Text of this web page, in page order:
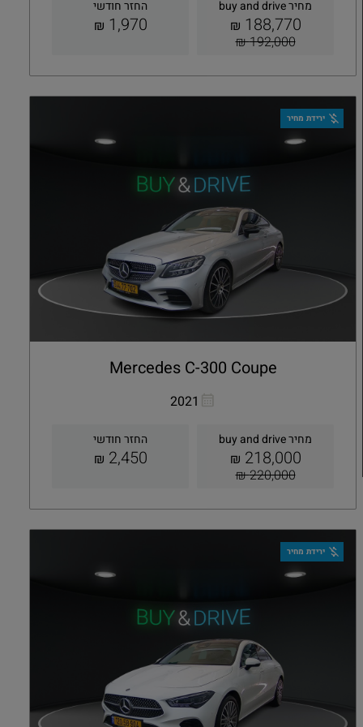
מחיר buy and drive
188,770
₪
192,000 ₪
החזר חודשי
1,970
₪
קבלת הצעה
ירידת מחיר
Mercedes C-300 Coupe
2021
מחיר buy and drive
218,000
₪
220,000 ₪
החזר חודשי
2,450
₪
העתקת קישור Whatsapp
קבלת הצעה
ירידת מחיר